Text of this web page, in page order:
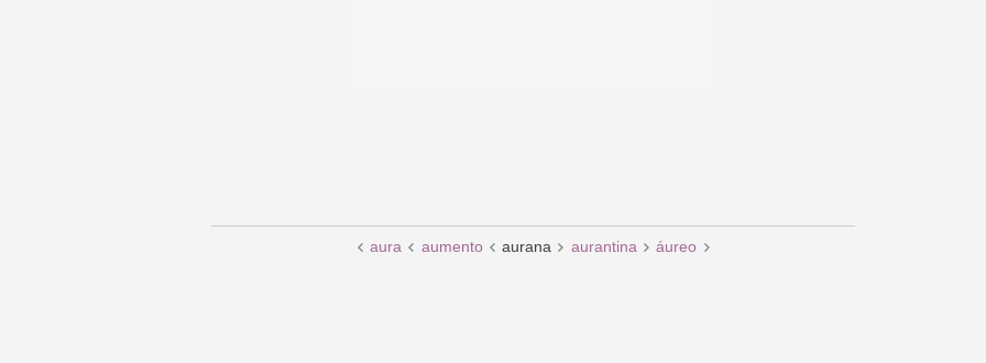
aura aumento aurana aurantina áureo